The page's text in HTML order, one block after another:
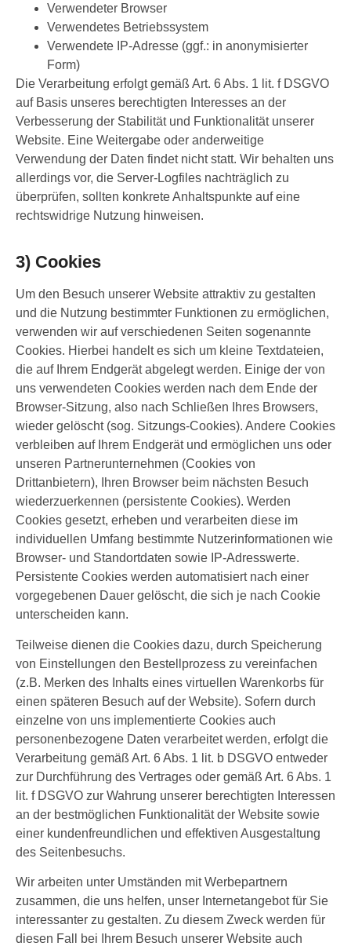
Verwendeter Browser
Verwendetes Betriebssystem
Verwendete IP-Adresse (ggf.: in anonymisierter
Form)
Die Verarbeitung erfolgt gemäß Art. 6 Abs. 1 lit. f DSGVO
auf Basis unseres berechtigten Interesses an der
Verbesserung der Stabilität und Funktionalität unserer
Website. Eine Weitergabe oder anderweitige
Verwendung der Daten findet nicht statt. Wir behalten uns
allerdings vor, die Server-Logfiles nachträglich zu
überprüfen, sollten konkrete Anhaltspunkte auf eine
rechtswidrige Nutzung hinweisen.
3) Cookies
Um den Besuch unserer Website attraktiv zu gestalten
und die Nutzung bestimmter Funktionen zu ermöglichen,
verwenden wir auf verschiedenen Seiten sogenannte
Cookies. Hierbei handelt es sich um kleine Textdateien,
die auf Ihrem Endgerät abgelegt werden. Einige der von
uns verwendeten Cookies werden nach dem Ende der
Browser-Sitzung, also nach Schließen Ihres Browsers,
wieder gelöscht (sog. Sitzungs-Cookies). Andere Cookies
verbleiben auf Ihrem Endgerät und ermöglichen uns oder
unseren Partnerunternehmen (Cookies von
Drittanbietern), Ihren Browser beim nächsten Besuch
wiederzuerkennen (persistente Cookies). Werden
Cookies gesetzt, erheben und verarbeiten diese im
individuellen Umfang bestimmte Nutzerinformationen wie
Browser- und Standortdaten sowie IP-Adresswerte.
Persistente Cookies werden automatisiert nach einer
vorgegebenen Dauer gelöscht, die sich je nach Cookie
unterscheiden kann.
Teilweise dienen die Cookies dazu, durch Speicherung
von Einstellungen den Bestellprozess zu vereinfachen
(z.B. Merken des Inhalts eines virtuellen Warenkorbs für
einen späteren Besuch auf der Website). Sofern durch
einzelne von uns implementierte Cookies auch
personenbezogene Daten verarbeitet werden, erfolgt die
Verarbeitung gemäß Art. 6 Abs. 1 lit. b DSGVO entweder
zur Durchführung des Vertrages oder gemäß Art. 6 Abs. 1
lit. f DSGVO zur Wahrung unserer berechtigten Interessen
an der bestmöglichen Funktionalität der Website sowie
einer kundenfreundlichen und effektiven Ausgestaltung
des Seitenbesuchs.
Wir arbeiten unter Umständen mit Werbepartnern
zusammen, die uns helfen, unser Internetangebot für Sie
interessanter zu gestalten. Zu diesem Zweck werden für
diesen Fall bei Ihrem Besuch unserer Website auch